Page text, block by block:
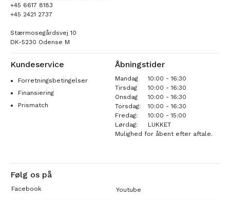
+45 6617 8183
+45 2421 2737
Stærmosegårdsvej 10
DK-5230 Odense M
Kundeservice
Forretningsbetingelser
Finansiering
Prismatch
Åbningstider
Mandag
10:00 - 16:30
Tirsdag
10:00 - 16:30
Onsdag
10:00 - 16:30
Torsdag:
10:00 - 16:30
Fredag:
10:00 - 15:00
Lørdag:
LUKKET
Mulighed for åbent efter aftale.
Følg os på
Facebook Youtube